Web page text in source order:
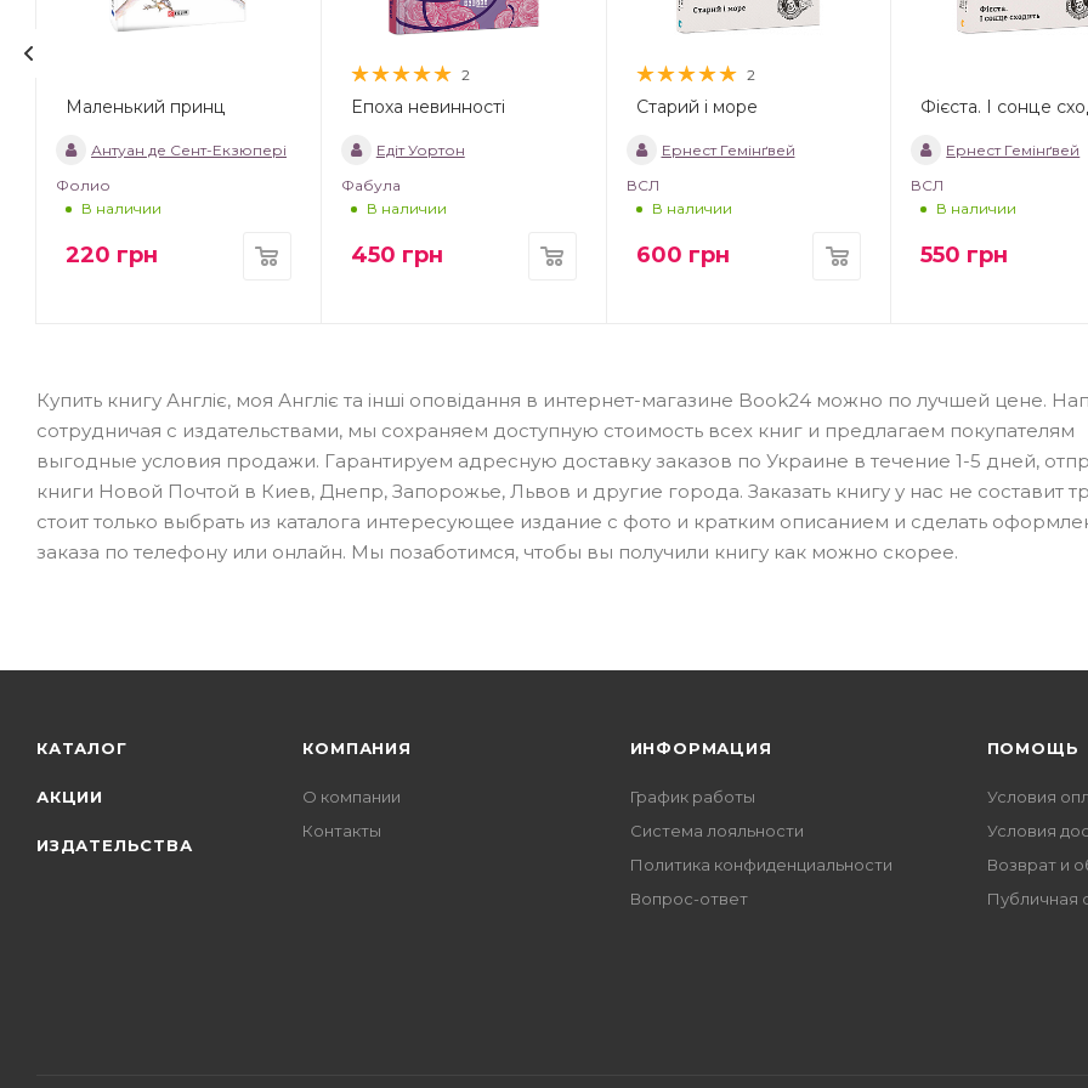
Маленький принц
Антуан де Сент-Екзюпері
Фолио
В наличии
220 грн
2
Епоха невинності
Едіт Уортон
Фабула
В наличии
450 грн
2
Старий і море
Ернест Гемінґвей
ВСЛ
В наличии
600 грн
Фієста. І сонце
Ернест Гемінґвей
ВСЛ
В наличии
550 грн
Купить книгу Англіє, моя Англіє та інші оповідання в интернет-магазине Book24 можно по лучшей цене.
сотрудничая с издательствами, мы сохраняем доступную стоимость всех книг и предлагаем покупателям
выгодные условия продажи. Гарантируем адресную доставку заказов по Украине в течение 1-5 дней,
книги Новой Почтой в Киев, Днепр, Запорожье, Львов и другие города. Заказать книгу у нас не составит
стоит только выбрать из каталога интересующее издание с фото и кратким описанием и сделать
заказа по телефону или онлайн. Мы позаботимся, чтобы вы получили книгу как можно скорее.
КАТАЛОГ
АКЦИИ
ИЗДАТЕЛЬСТВА
КОМПАНИЯ
О компании
Контакты
ИНФОРМАЦИЯ
График работы
Система лояльности
Политика конфиденциальности
Вопрос-ответ
ПОМОЩЬ
Условия
Условия
Возврат и
Публичная